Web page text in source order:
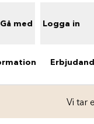
Gå med Logga in
Vi tar